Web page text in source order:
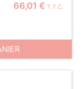
66,01 € T.T.C.